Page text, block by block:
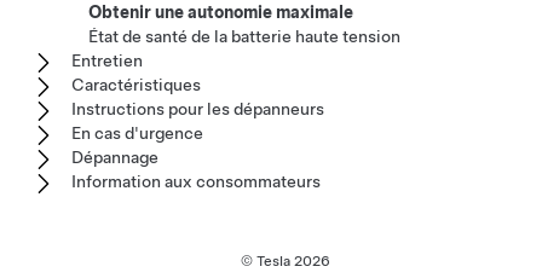
Obtenir une autonomie maximale
État de santé de la batterie haute tension
Entretien
Caractéristiques
Instructions pour les dépanneurs
En cas d'urgence
Dépannage
Information aux consommateurs
© Tesla 2026